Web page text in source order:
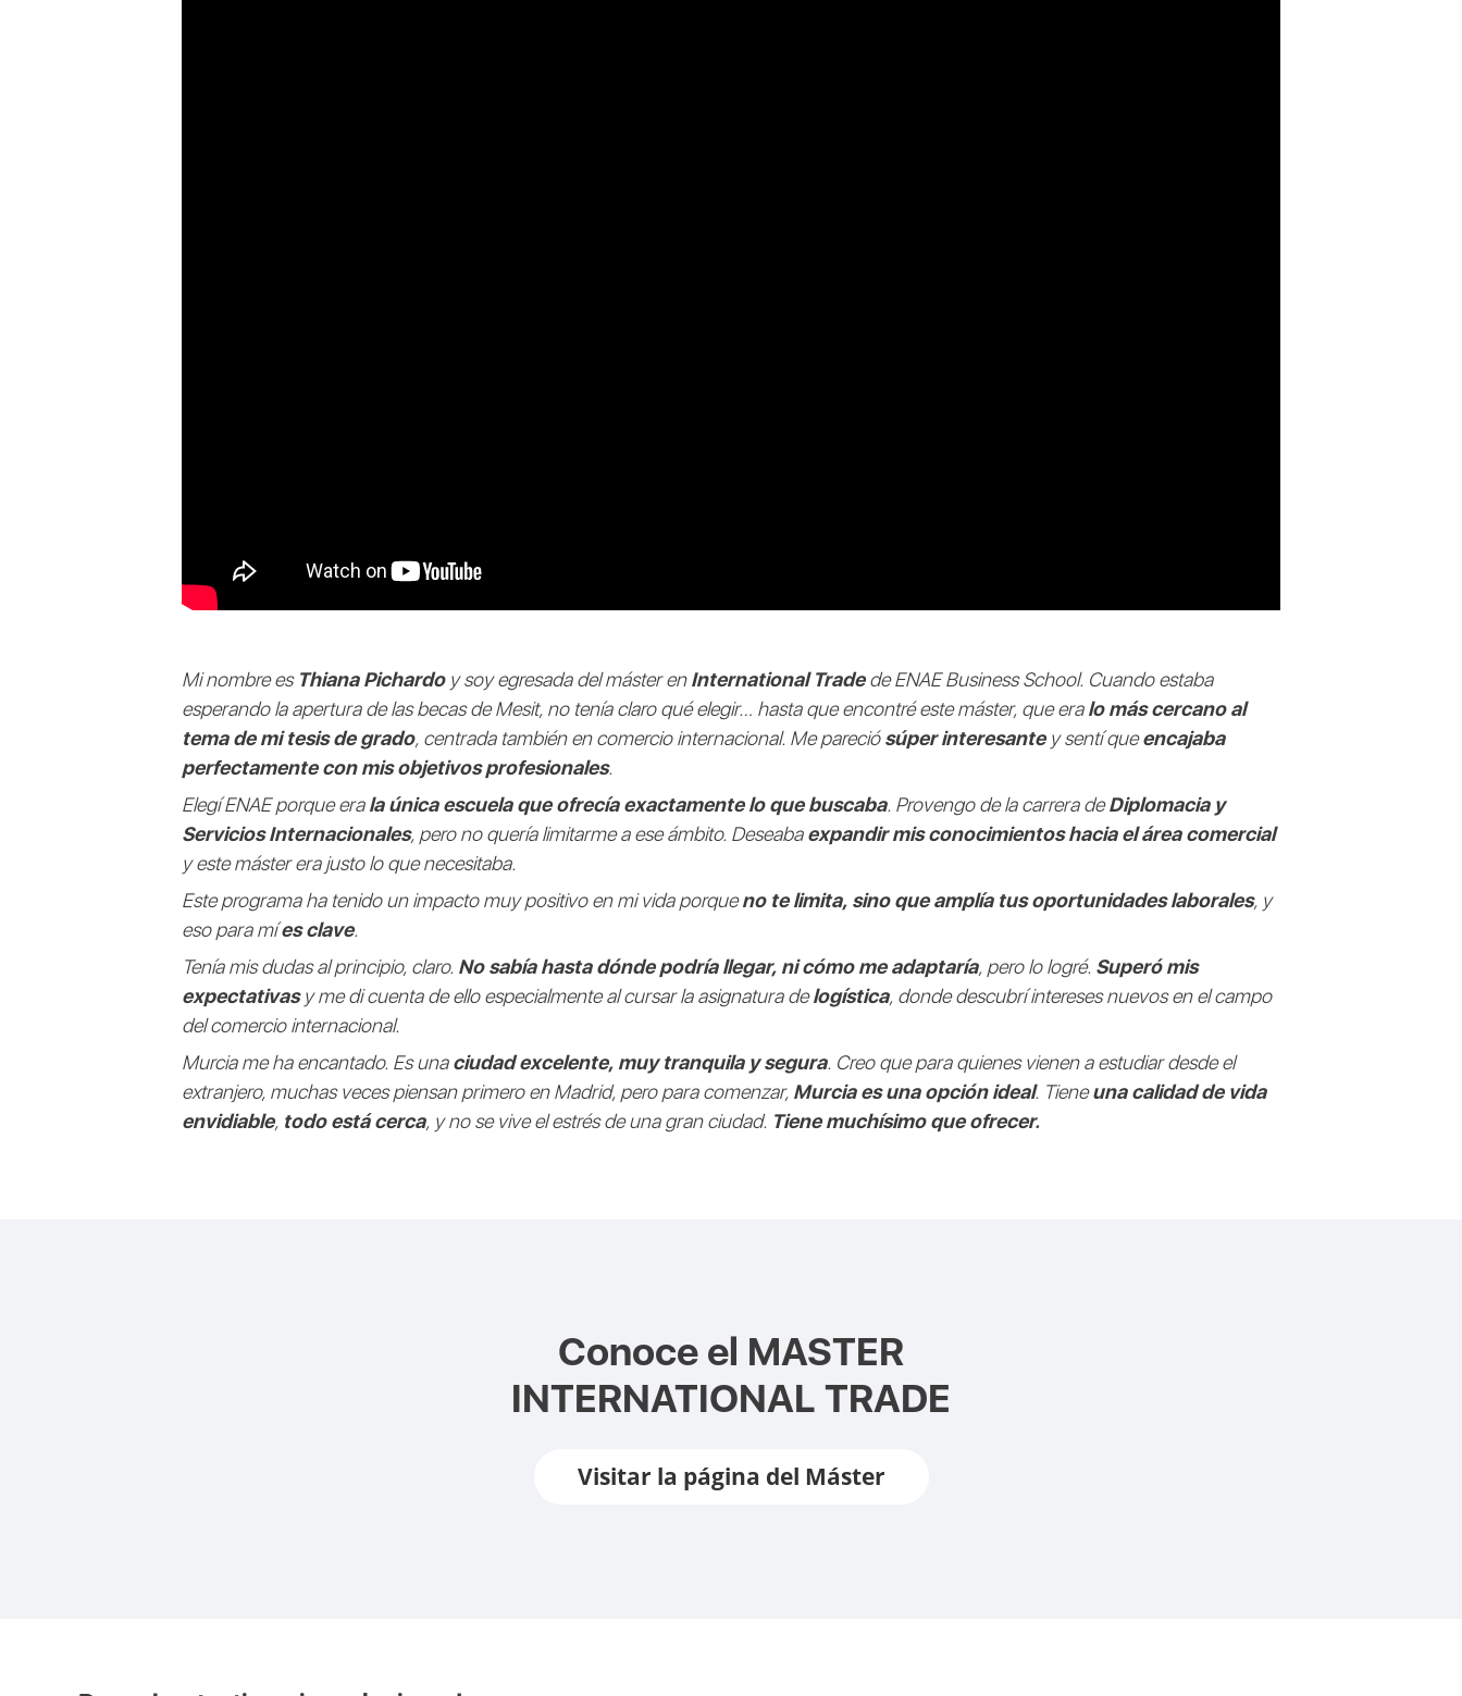
Mi nombre es Thiana Pichardoy soy egresada del máster enInternational Tradede ENAE Business School. Cuando estaba
esperando la apertura de las becas de Mesit, no tenía claro qué elegir… hasta que encontré este máster, que eralo más cercano al
tema de mi tesis de grado, centrada también en comercio internacional. Me pareciósúper interesantey sentí queencajaba
perfectamente con mis objetivos profesionales.
Elegí ENAE porque erala única escuela que ofrecía exactamente lo que buscaba. Provengo de la carrera deDiplomacia y
Servicios Internacionales, pero no quería limitarme a ese ámbito. Deseabaexpandir mis conocimientos hacia el área comercial
y este máster era justo lo que necesitaba.
Este programa ha tenido un impacto muy positivo en mi vida porqueno te limita, sino que amplía tus oportunidades laborales, y
eso para míes clave.
Tenía mis dudas al principio, claro. No sabía hasta dónde podría llegar, ni cómo me adaptaría, pero lo logré. Superó mis
expectativasy me di cuenta de ello especialmente al cursar la asignatura delogística, donde descubrí intereses nuevos en el campo
del comercio internacional.
Murcia me ha encantado. Es unaciudad excelente, muy tranquila y segura. Creo que para quienes vienen a estudiar desde el
extranjero, muchas veces piensan primero en Madrid, pero para comenzar, Murcia es una opción ideal. Tieneuna calidad de vida
envidiable, todo está cerca, y no se vive el estrés de una gran ciudad. Tiene muchísimo que ofrecer.
Conoce el MASTER
INTERNATIONAL TRADE
Visitar la página del Máster